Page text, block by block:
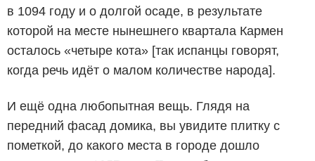
в 1094 году и о долгой осаде, в результате
которой на месте нынешнего квартала Кармен
осталось «четыре кота» [так испанцы говорят,
когда речь идёт о малом количестве народа].
И ещё одна любопытная вещь. Глядя на
передний фасад домика, вы увидите плитку с
пометкой, до какого места в городе дошло